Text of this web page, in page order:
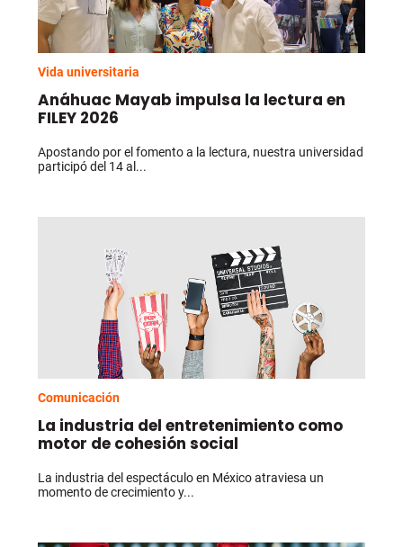
Vida universitaria
Anáhuac Mayab impulsa la lectura en
FILEY 2026
Apostando por el fomento a la lectura, nuestra universidad
participó del 14 al...
Comunicación
La industria del entretenimiento como
motor de cohesión social
La industria del espectáculo en México atraviesa un
momento de crecimiento y...